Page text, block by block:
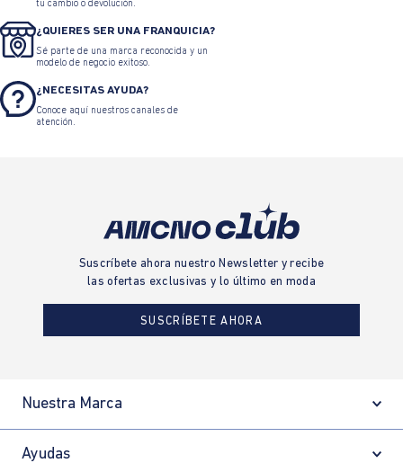
tu cambio o devolución.
¿QUIERES SER UNA FRANQUICIA?
Sé parte de una marca reconocida y un
modelo de negocio exitoso.
¿NECESITAS AYUDA?
Conoce aquí nuestros canales de
atención.
Suscríbete ahora nuestro Newsletter y recibe
las ofertas exclusivas y lo último en moda
SUSCRÍBETE AHORA
Nuestra Marca
Ayudas